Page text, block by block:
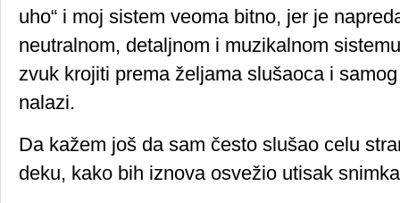
uho“ i moj sistem veoma bitno, jer je
neutralnom, detaljnom i muzikalnom
zvuk krojiti prema željama slušaoca i
nalazi.
Da kažem još da sam često slušao celu
deku, kako bih iznova osvežio utisak